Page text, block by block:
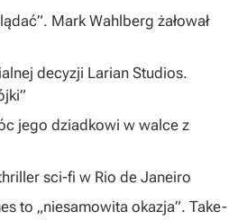
Mark Wahlberg żałował
decyzji Larian Studios.
jego dziadkowi w walce z
sci-fi w Rio de Janeiro
to „niesamowita okazja”. Take-